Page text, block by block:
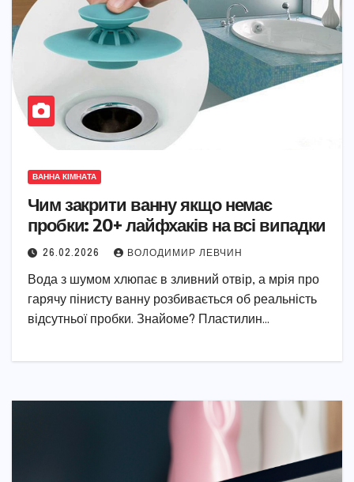
ВАННА КІМНАТА
Чим закрити ванну якщо немає
пробки: 20+ лайфхаків на всі випадки
26.02.2026 ВОЛОДИМИР ЛЕВЧИН
Вода з шумом хлюпає в зливний отвір, а мрія про
гарячу пінисту ванну розбивається об реальність
відсутньої пробки. Знайоме? Пластилин…